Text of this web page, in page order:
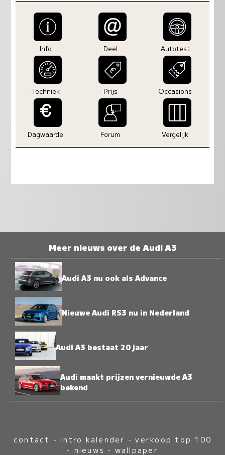
Info Deel Autotest
Techniek Prijs Occasions
Dagwaarde Forum Vergelijk
Meer nieuws over de Audi A3
Audi A3 nu ook als Advance
Nieuwe Audi RS3 nu in Nederland
Audi A3 bestaat 20 jaar
Audi maakt prijzen vernieuwde A3
bekend
contact -intro kalender -verkoop top 100
- nieuws - wallpaper